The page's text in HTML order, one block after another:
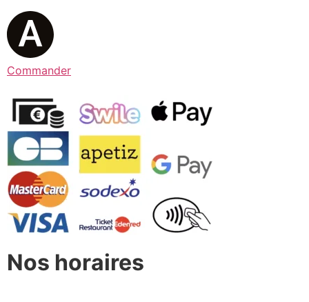
Commander
Nos horaires